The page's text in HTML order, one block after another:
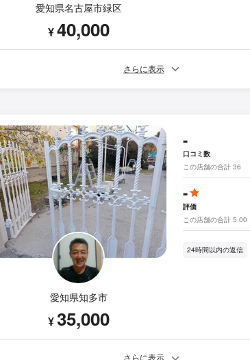
愛知県名古屋市緑区
¥40,000
さらに表示
愛知県知多市
¥35,000
-
口コミ数
この店舗の合計 36
-
評価
この店舗の合計 5.00
24時間以内の返信